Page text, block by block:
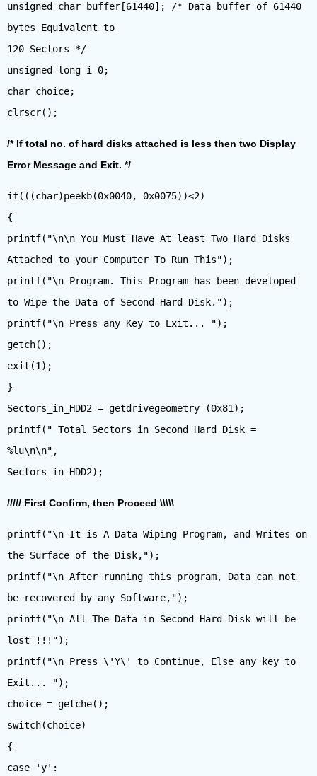
unsigned char buffer[61440]; /* Data buffer of 61440
bytes Equivalent to
120 Sectors */
unsigned long i=0;
char choice;
/* If total no. of hard disks attached is less then two Display
Error Message and Exit. */
if(((char)peekb(0x0040, 0x0075))<2)
{
printf("\n\n You Must Have At least Two Hard Disks
Attached to your Computer To Run This");
printf("\n Program. This Program has been developed
to Wipe the Data of Second Hard Disk.");
printf("\n Press any Key to Exit... ");
getch();
exit(1);
}
Sectors_in_HDD2 = getdrivegeometry (0x81);
printf(" Total Sectors in Second Hard Disk =
%lu\n\n",
///// First Confirm, then Proceed \\\\\
printf("\n It is A Data Wiping Program, and Writes on
the Surface of the Disk,");
printf("\n After running this program, Data can not
be recovered by any Software,");
printf("\n All The Data in Second Hard Disk will be
lost !!!");
printf("\n Press \'Y\' to Continue, Else any key to
Exit... ");
choice = getche();
switch(choice)
{
case 'y':